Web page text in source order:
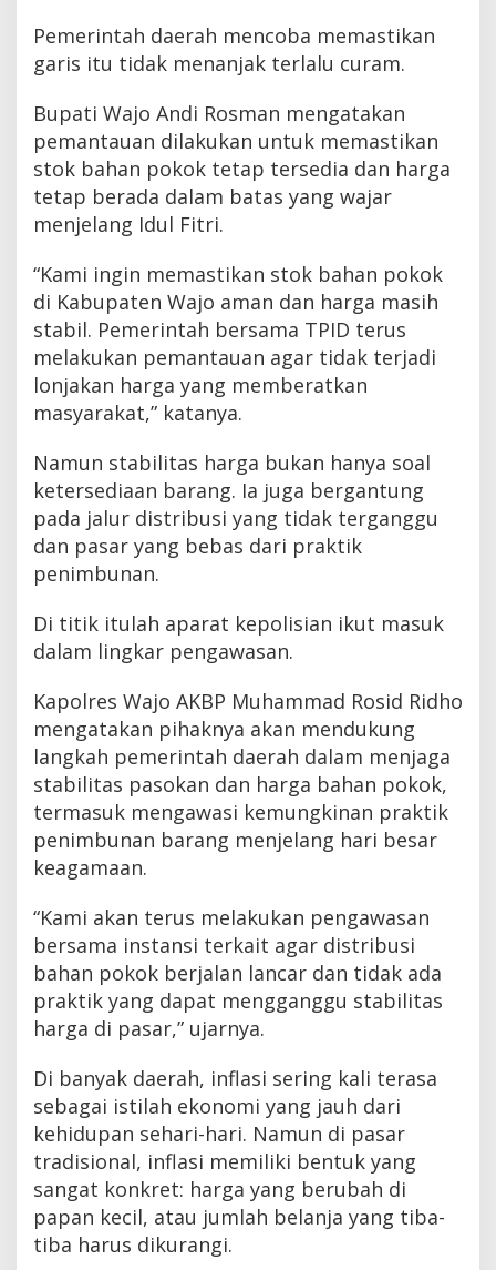
Pemerintah daerah mencoba memastikan
garis itu tidak menanjak terlalu curam.
Bupati Wajo Andi Rosman mengatakan
pemantauan dilakukan untuk memastikan
stok bahan pokok tetap tersedia dan harga
tetap berada dalam batas yang wajar
menjelang Idul Fitri.
“Kami ingin memastikan stok bahan pokok
di Kabupaten Wajo aman dan harga masih
stabil. Pemerintah bersama TPID terus
melakukan pemantauan agar tidak terjadi
lonjakan harga yang memberatkan
masyarakat,” katanya.
Namun stabilitas harga bukan hanya soal
ketersediaan barang. Ia juga bergantung
pada jalur distribusi yang tidak terganggu
dan pasar yang bebas dari praktik
penimbunan.
Di titik itulah aparat kepolisian ikut masuk
dalam lingkar pengawasan.
Kapolres Wajo AKBP Muhammad Rosid Ridho
mengatakan pihaknya akan mendukung
langkah pemerintah daerah dalam menjaga
stabilitas pasokan dan harga bahan pokok,
termasuk mengawasi kemungkinan praktik
penimbunan barang menjelang hari besar
keagamaan.
“Kami akan terus melakukan pengawasan
bersama instansi terkait agar distribusi
bahan pokok berjalan lancar dan tidak ada
praktik yang dapat mengganggu stabilitas
harga di pasar,” ujarnya.
Di banyak daerah, inflasi sering kali terasa
sebagai istilah ekonomi yang jauh dari
kehidupan sehari-hari. Namun di pasar
tradisional, inflasi memiliki bentuk yang
sangat konkret: harga yang berubah di
papan kecil, atau jumlah belanja yang tiba-
tiba harus dikurangi.